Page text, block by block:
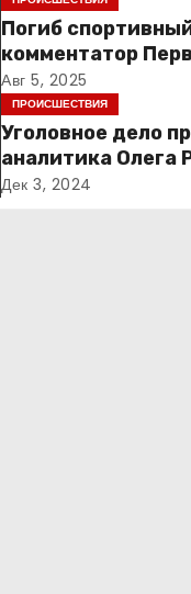
Погиб
комментатор
Александр Гришин
Авг 5, 2025
ПРОИСШЕСТВИЯ
Уголовное дело
аналитика Олега
обвинения,
Дек 3, 2024